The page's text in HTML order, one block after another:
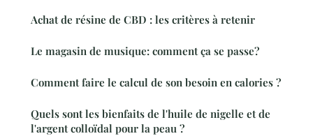
Achat de résine de CBD : les critères à retenir
Le magasin de musique: comment ça se passe?
Comment faire le calcul de son besoin en calories ?
Quels sont les bienfaits de l'huile de nigelle et de
l'argent colloïdal pour la peau ?